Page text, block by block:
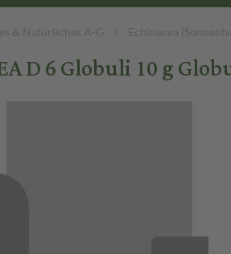
& Natürliches A-G Echinacea
D 6 Globuli 10 g